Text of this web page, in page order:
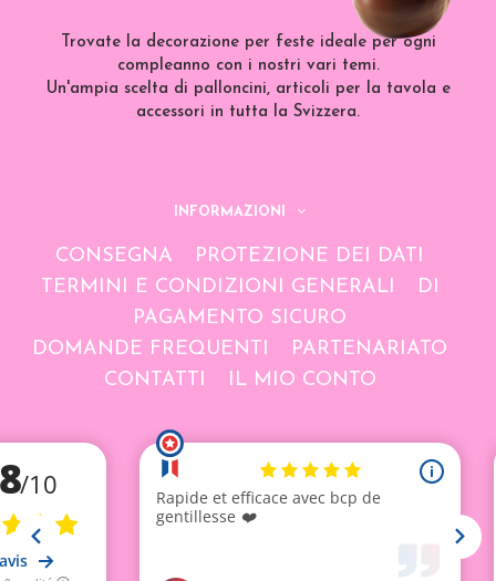
Trovate la decorazione per feste ideale per ogni
compleanno con i nostri vari temi.
Un'ampia scelta di palloncini, articoli per la tavola e
accessori in tutta la Svizzera.
INFORMAZIONI
CONSEGNA
PROTEZIONE DEI DATI
TERMINI E CONDIZIONI GENERALI
DI
PAGAMENTO SICURO
DOMANDE FREQUENTI
PARTENARIATO
CONTATTI
IL MIO CONTO